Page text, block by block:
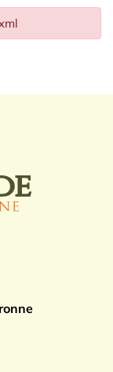
Facebook
le compte